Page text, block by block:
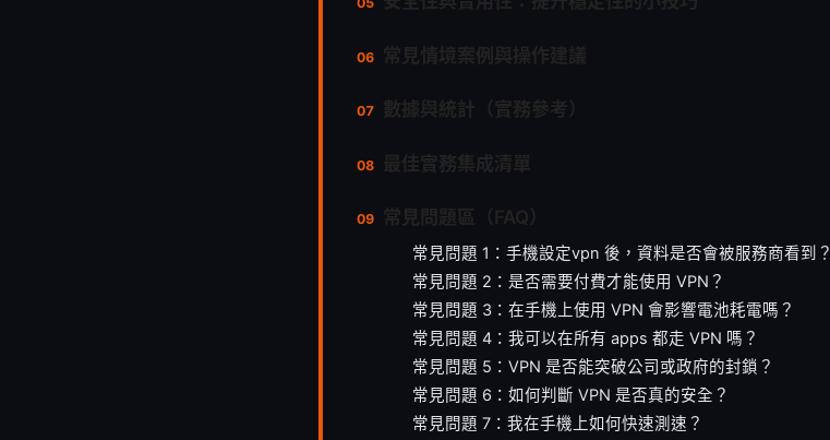
常見問題 1：手機設定vpn 後，資料是否會被服務商看到？
常見問題 2：是否需要付費才能使用 VPN？
常見問題 3：在手機上使用 VPN 會影響電池耗電嗎？
常見問題 4：我可以在所有 apps 都走 VPN 嗎？
常見問題 5：VPN 是否能突破公司或政府的封鎖？
常見問題 6：如何判斷 VPN 是否真的安全？
常見問題 7：我在手機上如何快速測速？